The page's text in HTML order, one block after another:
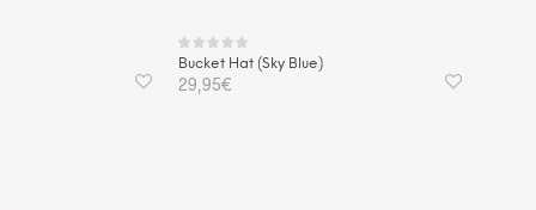
Bucket Hat (Sky Blue)
29,95€